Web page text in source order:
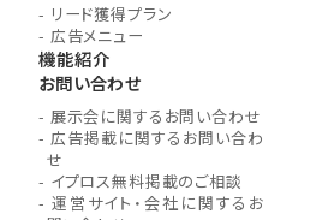
- リード獲得プラン
- 広告メニュー
機能紹介
お問い合わせ
- 展示会に関するお問い合わせ
- 広告掲載に関するお問い合わ
せ
- イプロス無料掲載のご相談
- 運営サイト・会社に関するお